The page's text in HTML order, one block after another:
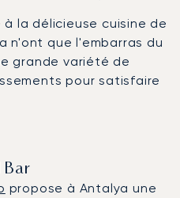
la délicieuse cuisine de
n'ont que l'embarras du
grande variété de
pour satisfaire
Bar
propose à Antalya une